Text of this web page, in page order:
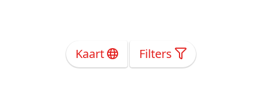
Kaart Filters